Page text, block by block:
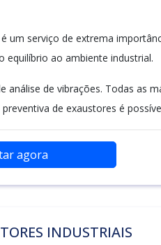
um serviço de extrema
equilíbrio ao ambiente industrial.
análise de vibrações. Todas as
de exaustores é
agora
INDUSTRIAIS